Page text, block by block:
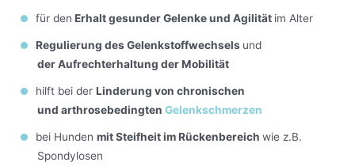
für den Erhalt gesunder Gelenke und Agilität im Alter
Regulierung des Gelenkstoffwechsels und
der Aufrechterhaltung der Mobilität
hilft bei derLinderung von chronischen
und arthrosebedingtenGelenkschmerzen
bei Hundenmit Steifheit im Rückenbereichwie z.B.
Spondylosen